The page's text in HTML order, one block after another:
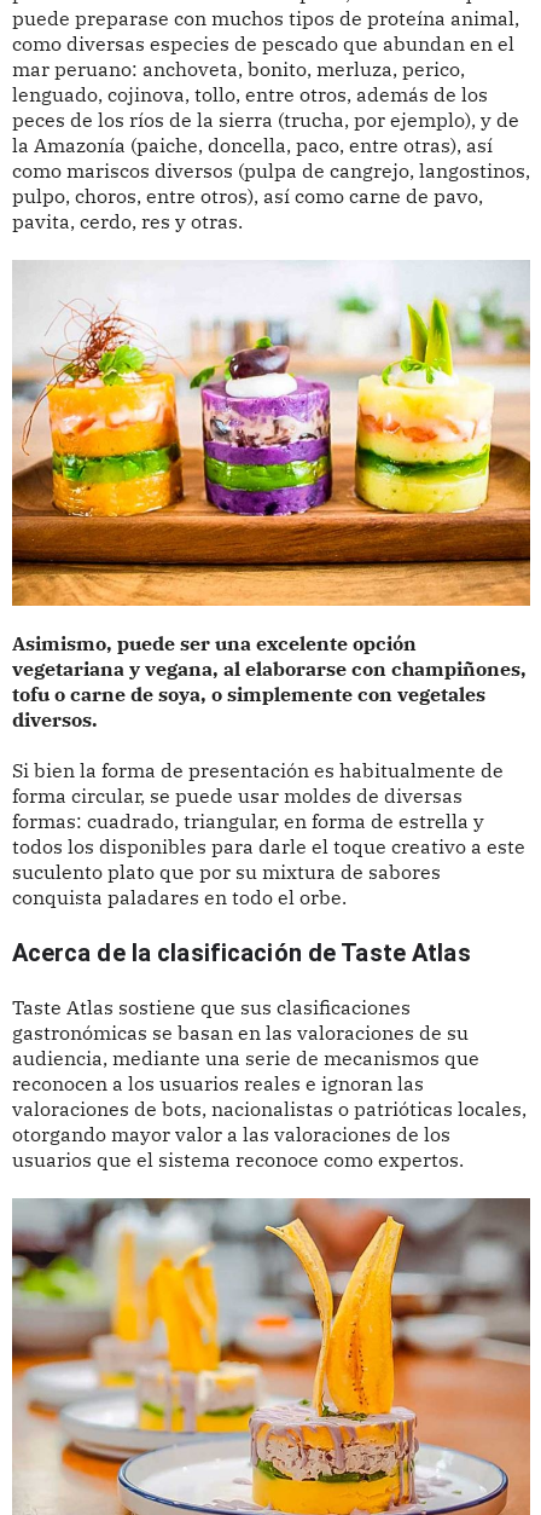
puede preparase con muchos tipos de proteína animal,
como diversas especies de pescado que abundan en el
mar peruano: anchoveta, bonito, merluza, perico,
lenguado, cojinova, tollo, entre otros, además de los
peces de los ríos de la sierra (trucha, por ejemplo), y de
la Amazonía (paiche, doncella, paco, entre otras), así
como mariscos diversos (pulpa de cangrejo, langostinos,
pulpo, choros, entre otros), así como carne de pavo,
pavita, cerdo, res y otras.
Asimismo, puede ser una excelente opción
vegetariana y vegana, al elaborarse con champiñones,
tofu o carne de soya, o simplemente con vegetales
diversos.
Si bien la forma de presentación es habitualmente de
forma circular, se puede usar moldes de diversas
formas: cuadrado, triangular, en forma de estrella y
todos los disponibles para darle el toque creativo a este
suculento plato que por su mixtura de sabores
conquista paladares en todo el orbe.
Acerca de la clasificación de Taste Atlas
Taste Atlas sostiene que sus clasificaciones
gastronómicas se basan en las valoraciones de su
audiencia, mediante una serie de mecanismos que
reconocen a los usuarios reales e ignoran las
valoraciones de bots, nacionalistas o patrióticas locales,
otorgando mayor valor a las valoraciones de los
usuarios que el sistema reconoce como expertos.